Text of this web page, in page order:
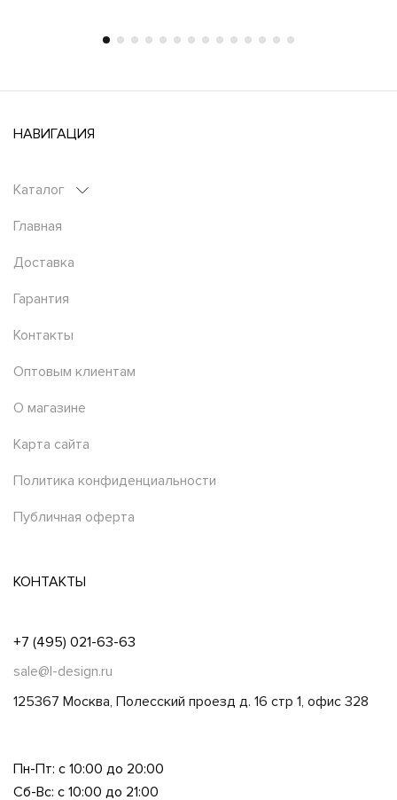
НАВИГАЦИЯ
Каталог
Главная
Доставка
Гарантия
Контакты
Оптовым клиентам
О магазине
Карта сайта
Политика конфиденциальности
Публичная оферта
КОНТАКТЫ
+7 (495) 021-63-63
sale@l-design.ru
125367 Москва, Полесский проезд д. 16 стр 1, офис 328
Пн-Пт: с 10:00 до 20:00
Сб-Вс: с 10:00 до 21:00